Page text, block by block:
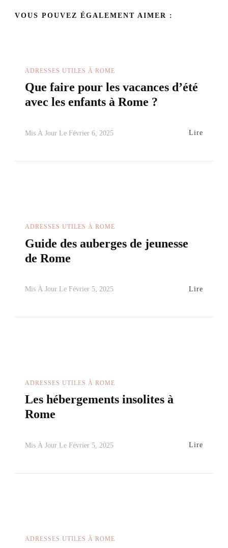
VOUS POUVEZ ÉGALEMENT AIMER :
ADRESSES UTILES À ROME
Que faire pour les vacances d’été
avec les enfants à Rome ?
Mis À Jour Le Février 6, 2025 Lire
ADRESSES UTILES À ROME
Guide des auberges de jeunesse
de Rome
Mis À Jour Le Février 5, 2025 Lire
ADRESSES UTILES À ROME
Les hébergements insolites à
Rome
Mis À Jour Le Février 5, 2025 Lire
ADRESSES UTILES À ROME